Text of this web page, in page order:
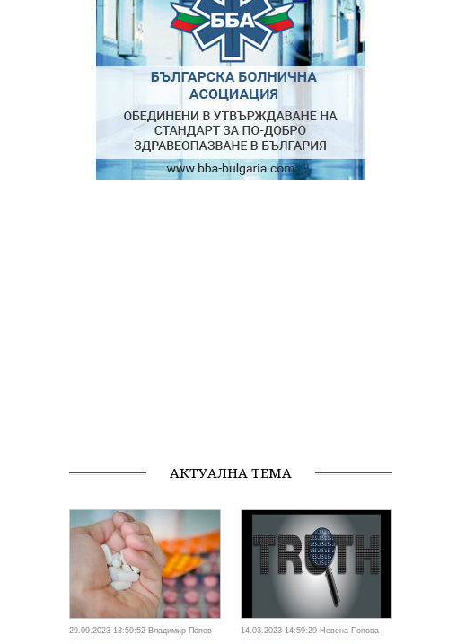
АКТУАЛНА ТЕМА
29.09.2023 13:59:52 Владимир Попов 14.03.2023 14:59:29 Невена Попова